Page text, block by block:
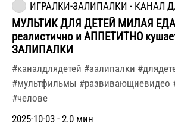
ИГРАЛКИ-ЗАЛИПАЛКИ - КАНАЛ
МУЛЬТИК ДЛЯ ДЕТЕЙ МИЛАЯ ЕДА
реалистично и АППЕТИТНО
ЗАЛИПАЛКИ
#каналдлядетей #залипалки
#мультфильмы #развивающиевидео
#челове
2025-10-03 - 2.0 мин